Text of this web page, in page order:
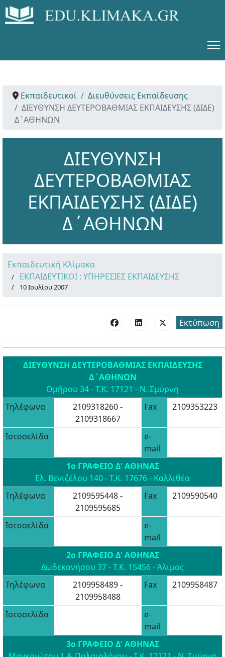
Εκπαιδευτικοί
Διευθύνσεις Εκπαίδευσης
ΔΙΕΥΘΥΝΣΗ ΔΕΥΤΕΡΟΒΑΘΜΙΑΣ ΕΚΠΑΙΔΕΥΣΗΣ (ΔΙΔΕ)
Δ΄ΑΘΗΝΩΝ
ΔΙΕΥΘΥΝΣΗ
ΔΕΥΤΕΡΟΒΑΘΜΙΑΣ
ΕΚΠΑΙΔΕΥΣΗΣ (ΔΙΔΕ)
Δ΄ΑΘΗΝΩΝ
Εκπαιδευτική Κλίμακα
ΕΚΠΑΙΔΕΥΤΙΚΟΙ : ΥΠΗΡΕΣΙΕΣ ΕΚΠΑΙΔΕΥΣΗΣ
10 Ιουλίου 2007
Εκτύπωση
ΔΙΕΥΘΥΝΣΗ ΔΕΥΤΕΡΟΒΑΘΜΙΑΣ ΕΚΠΑΙΔΕΥΣΗΣ
Δ΄ΑΘΗΝΩΝ
Ομήρου 34 - Τ.Κ. 17121 - Ν. Σμύρνη
Τηλέφωνα
2109318260 -
2109318667
Fax 2109353223
Ιστοσελίδα
e-
mail
1ο ΓΡΑΦΕΙΟ Δ' ΑΘΗΝΑΣ
Ελ. Βενιζέλου 140 - Τ.Κ. 17676 - Καλλιθέα
Τηλέφωνα
2109595448 -
2109595685
Fax 2109590540
Ιστοσελίδα
e-
mail
2ο ΓΡΑΦΕΙΟ Δ' ΑΘΗΝΑΣ
Δωδεκανήσου 37 - Τ.Κ. 15456 - Άλιμος
Τηλέφωνα
2109958489 -
2109958488
Fax 2109958487
Ιστοσελίδα
e-
mail
3ο ΓΡΑΦΕΙΟ Δ' ΑΘΗΝΑΣ